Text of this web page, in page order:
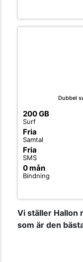
Dubbel
200 GB
Surf
Fria
Samtal
Fria
SMS
0 mån
Bindning
Vi ställer Hallon
som är den